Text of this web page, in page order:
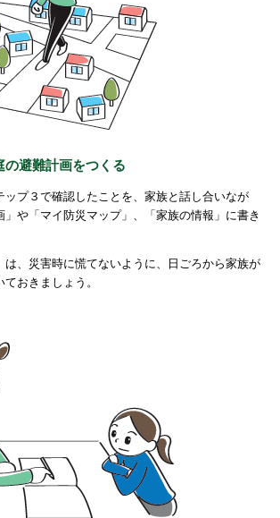
避難計画をつくる
プ３で確認したことを、 家族と話し合いなが
」や「マイ防災マップ」、「家族の情報」に書き
、災害時に慌てないように、
日ごろから家族が
おきましょう。